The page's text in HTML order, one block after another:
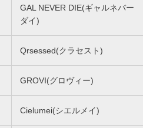
GAL NEVER DIE(ギャルネバー
ダイ)
Qrsessed(クラセスト)
GROVI(グロヴィー)
Cielumei(シエルメイ)